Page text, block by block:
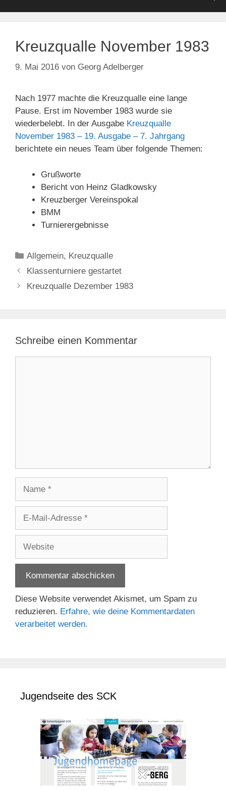
Kreuzqualle November 1983
9. Mai 2016 von Georg Adelberger
Nach 1977 machte die Kreuzqualle eine lange
Pause. Erst im November 1983 wurde sie
wiederbelebt. In der Ausgabe Kreuzqualle
November 1983 – 19. Ausgabe – 7. Jahrgang
berichtete ein neues Team über folgende Themen:
Grußworte
Bericht von Heinz Gladkowsky
Kreuzberger Vereinspokal
BMM
Turnierergebnisse
Kategorien
Allgemein, Kreuzqualle
Klassenturniere gestartet
Kreuzqualle Dezember 1983
Schreibe einen Kommentar
Adresse
Diese Website verwendet Akismet, um Spam zu
reduzieren. Erfahre, wie deine Kommentardaten
verarbeitet werden.
Jugendseite des SCK